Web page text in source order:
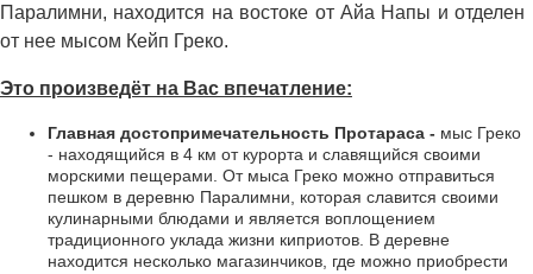
Паралимни, находится на востоке от Айа Напы и отделен
от нее мысом Кейп Греко.
Это произведёт на Вас впечатление:
Главная достопримечательность Протараса - мыс Греко
- находящийся в 4 км от курорта и славящийся своими
морскими пещерами. От мыса Греко можно отправиться
пешком в деревню Паралимни, которая славится своими
кулинарными блюдами и является воплощением
традиционного уклада жизни киприотов. В деревне
находится несколько магазинчиков, где можно приобрести